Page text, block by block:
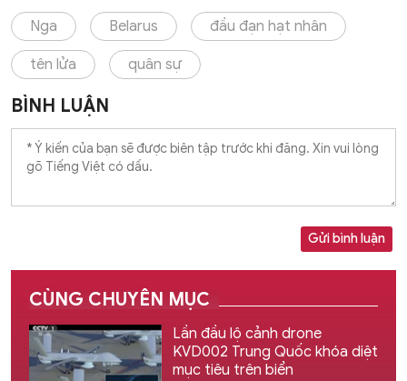
Nga Belarus đầu đạn hạt nhân
tên lửa quân sự
BÌNH LUẬN
Gửi bình luận
CÙNG CHUYÊN MỤC
Lần đầu lộ cảnh drone
KVD002 Trung Quốc khóa diệt
mục tiêu trên biển